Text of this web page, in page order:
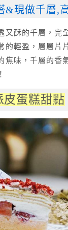
&現做千層,
又酥的千層，完
的輕盈，層層片
焦味，千層的香
皮蛋糕甜點